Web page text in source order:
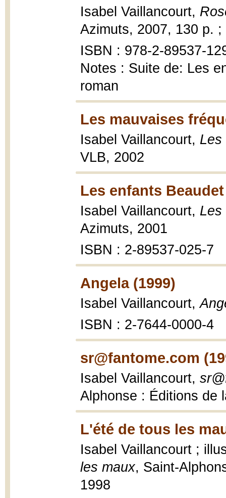
Isabel Vaillancourt,
Azimuts, 2007, 130 p. ;
ISBN : 978-2-89537-
Notes : Suite de: Les
roman
Les mauvaises
Isabel Vaillancourt, Les
VLB, 2002
Les enfants Beaudet
Isabel Vaillancourt, Les
Azimuts, 2001
ISBN : 2-89537-025-7
Angela (1999)
Isabel Vaillancourt,
ISBN : 2-7644-0000-4
sr@fantome.com
Isabel Vaillancourt,
Alphonse : Éditions de
L'été de tous les
Isabel Vaillancourt ;
les maux, Saint-
1998